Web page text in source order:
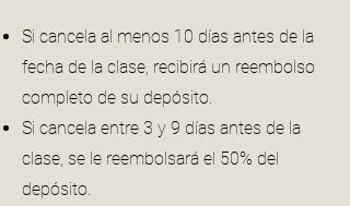
Si cancela al menos 10 días antes de la
fecha de la clase, recibirá un reembolso
completo de su depósito.
Si cancela entre 3 y 9 días antes de la
clase, se le reembolsará el 50% del
depósito.